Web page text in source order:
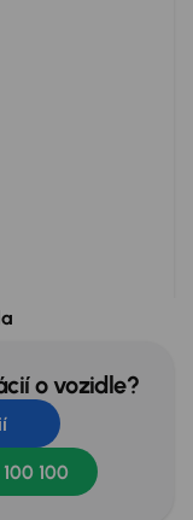
o vozidle?
100